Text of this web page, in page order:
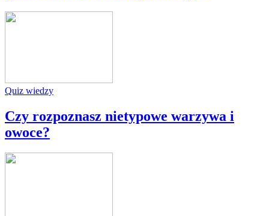
Quiz wiedzy
Czy rozpoznasz nietypowe warzywa i
owoce?